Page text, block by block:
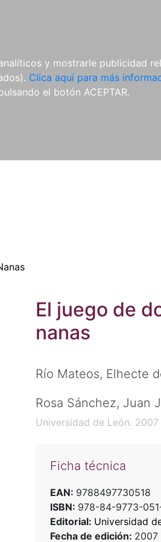
y mostrarle publicidad
Clica aquí para más
el botón ACEPTAR.
REVISTAS
CDS Y
DVDS
El juego de
nanas
Río Mateos, Elhecte
Rosa Sánchez, Juan
Universidad de León. 2007
Ficha técnica
EAN: 9788497730518
ISBN: 978-84-9773-
Editorial: Universidad
Fecha de edición: 2007